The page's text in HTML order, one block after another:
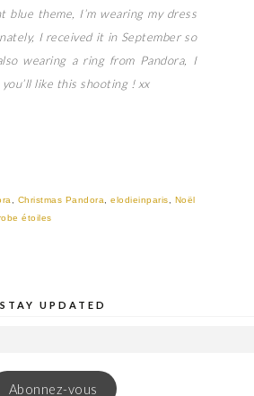
theme, I’m wearing my dress
I received it in September so
wearing a ring from Pandora, I
like this shooting ! xx
Christmas Pandora elodieinparis
Noël
étoiles
STAY UPDATED
Abonnez-vous